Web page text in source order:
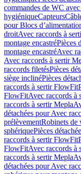
commandes de WC
hygiéniqueCapteurs
pour Blocs
droitAvec raccords à
montage encastréPièces
montage encastréAvec
Avec raccords à sertir
raccords filetésPièces
siège inclinéPièces
raccords à sertir FlowFit
FlowFitAvec raccords à
raccords à sertir Mepla
détachées pour Avec
prélèvementRobinets de
sphériquePièces
raccords à sertir FlowFit
FlowFitAvec raccords à
raccords à sertir Mepla
détachées pour Avec